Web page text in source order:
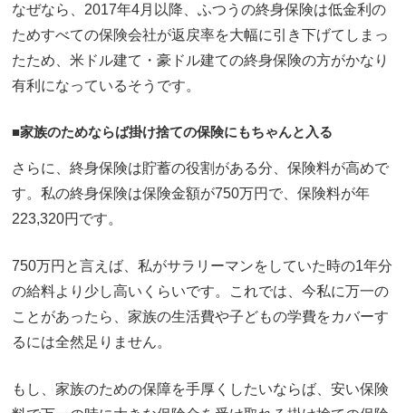
なぜなら、2017年4月以降、ふつうの終身保険は低金利の
ためすべての保険会社が返戻率を大幅に引き下げてしまっ
たため、米ドル建て・豪ドル建ての終身保険の方がかなり
有利になっているそうです。
■家族のためならば掛け捨ての保険にもちゃんと入る
さらに、終身保険は貯蓄の役割がある分、保険料が高めで
す。私の終身保険は保険金額が750万円で、保険料が年
223,320円です。
750万円と言えば、私がサラリーマンをしていた時の1年分
の給料より少し高いくらいです。これでは、今私に万一の
ことがあったら、家族の生活費や子どもの学費をカバーす
るには全然足りません。
もし、家族のための保障を手厚くしたいならば、安い保険